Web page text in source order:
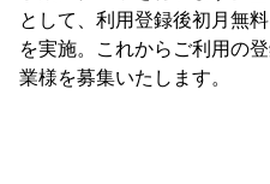
として、利用登録後初月無
を実施。これからご利用の
業様を募集いたします。